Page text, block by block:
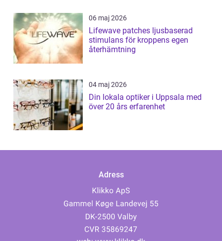
06 maj 2026
Lifewave patches ljusbaserad
stimulans för kroppens egen
återhämtning
04 maj 2026
Din lokala optiker i Uppsala med
över 20 års erfarenhet
Adress